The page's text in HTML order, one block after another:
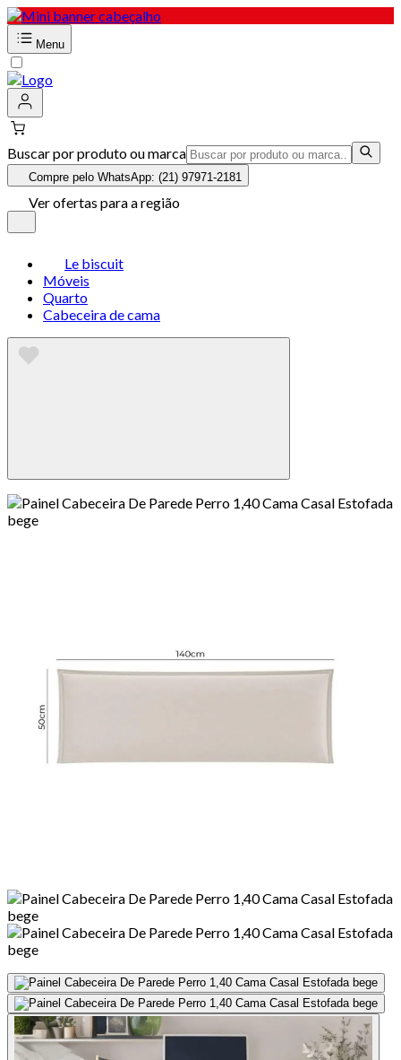
Menu
Buscar por produto ou marca
Compre pelo WhatsApp: (21) 97971-2181
Ver ofertas para a região
Le biscuit
Móveis
Quarto
Cabeceira de cama